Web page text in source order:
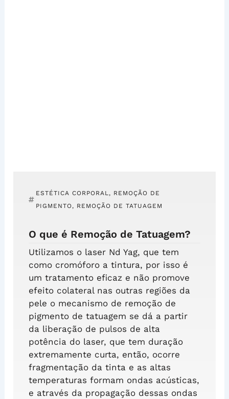
ESTÉTICA CORPORAL, REMOÇÃO DE
PIGMENTO, REMOÇÃO DE TATUAGEM
O que é Remoção de Tatuagem?
Utilizamos o laser Nd Yag, que tem
como cromóforo a tintura, por isso é
um tratamento eficaz e não promove
efeito colateral nas outras regiões da
pele o mecanismo de remoção de
pigmento de tatuagem se dá a partir
da liberação de pulsos de alta
potência do laser, que tem duração
extremamente curta, então, ocorre
fragmentação da tinta e as altas
temperaturas formam ondas acústicas,
e através da propagação dessas ondas